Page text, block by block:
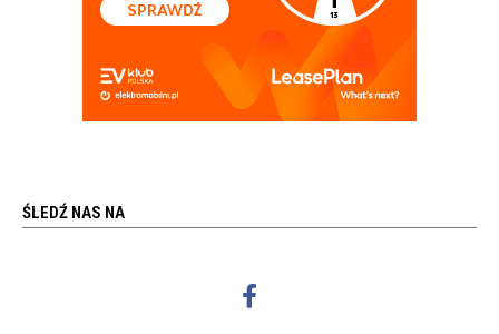
ŚLEDŹ NAS NA